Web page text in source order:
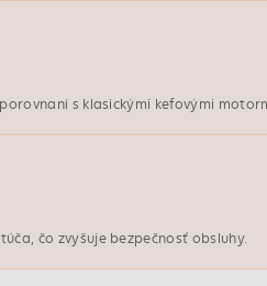
s klasickými kefovými
čo zvyšuje bezpečnosť obsluhy.